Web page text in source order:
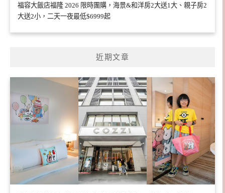
福容大飯店福隆 2026 限時團購，海景&和洋房2大送1大、親子房2
大送2小，二天一夜最低$6999起
近期文章